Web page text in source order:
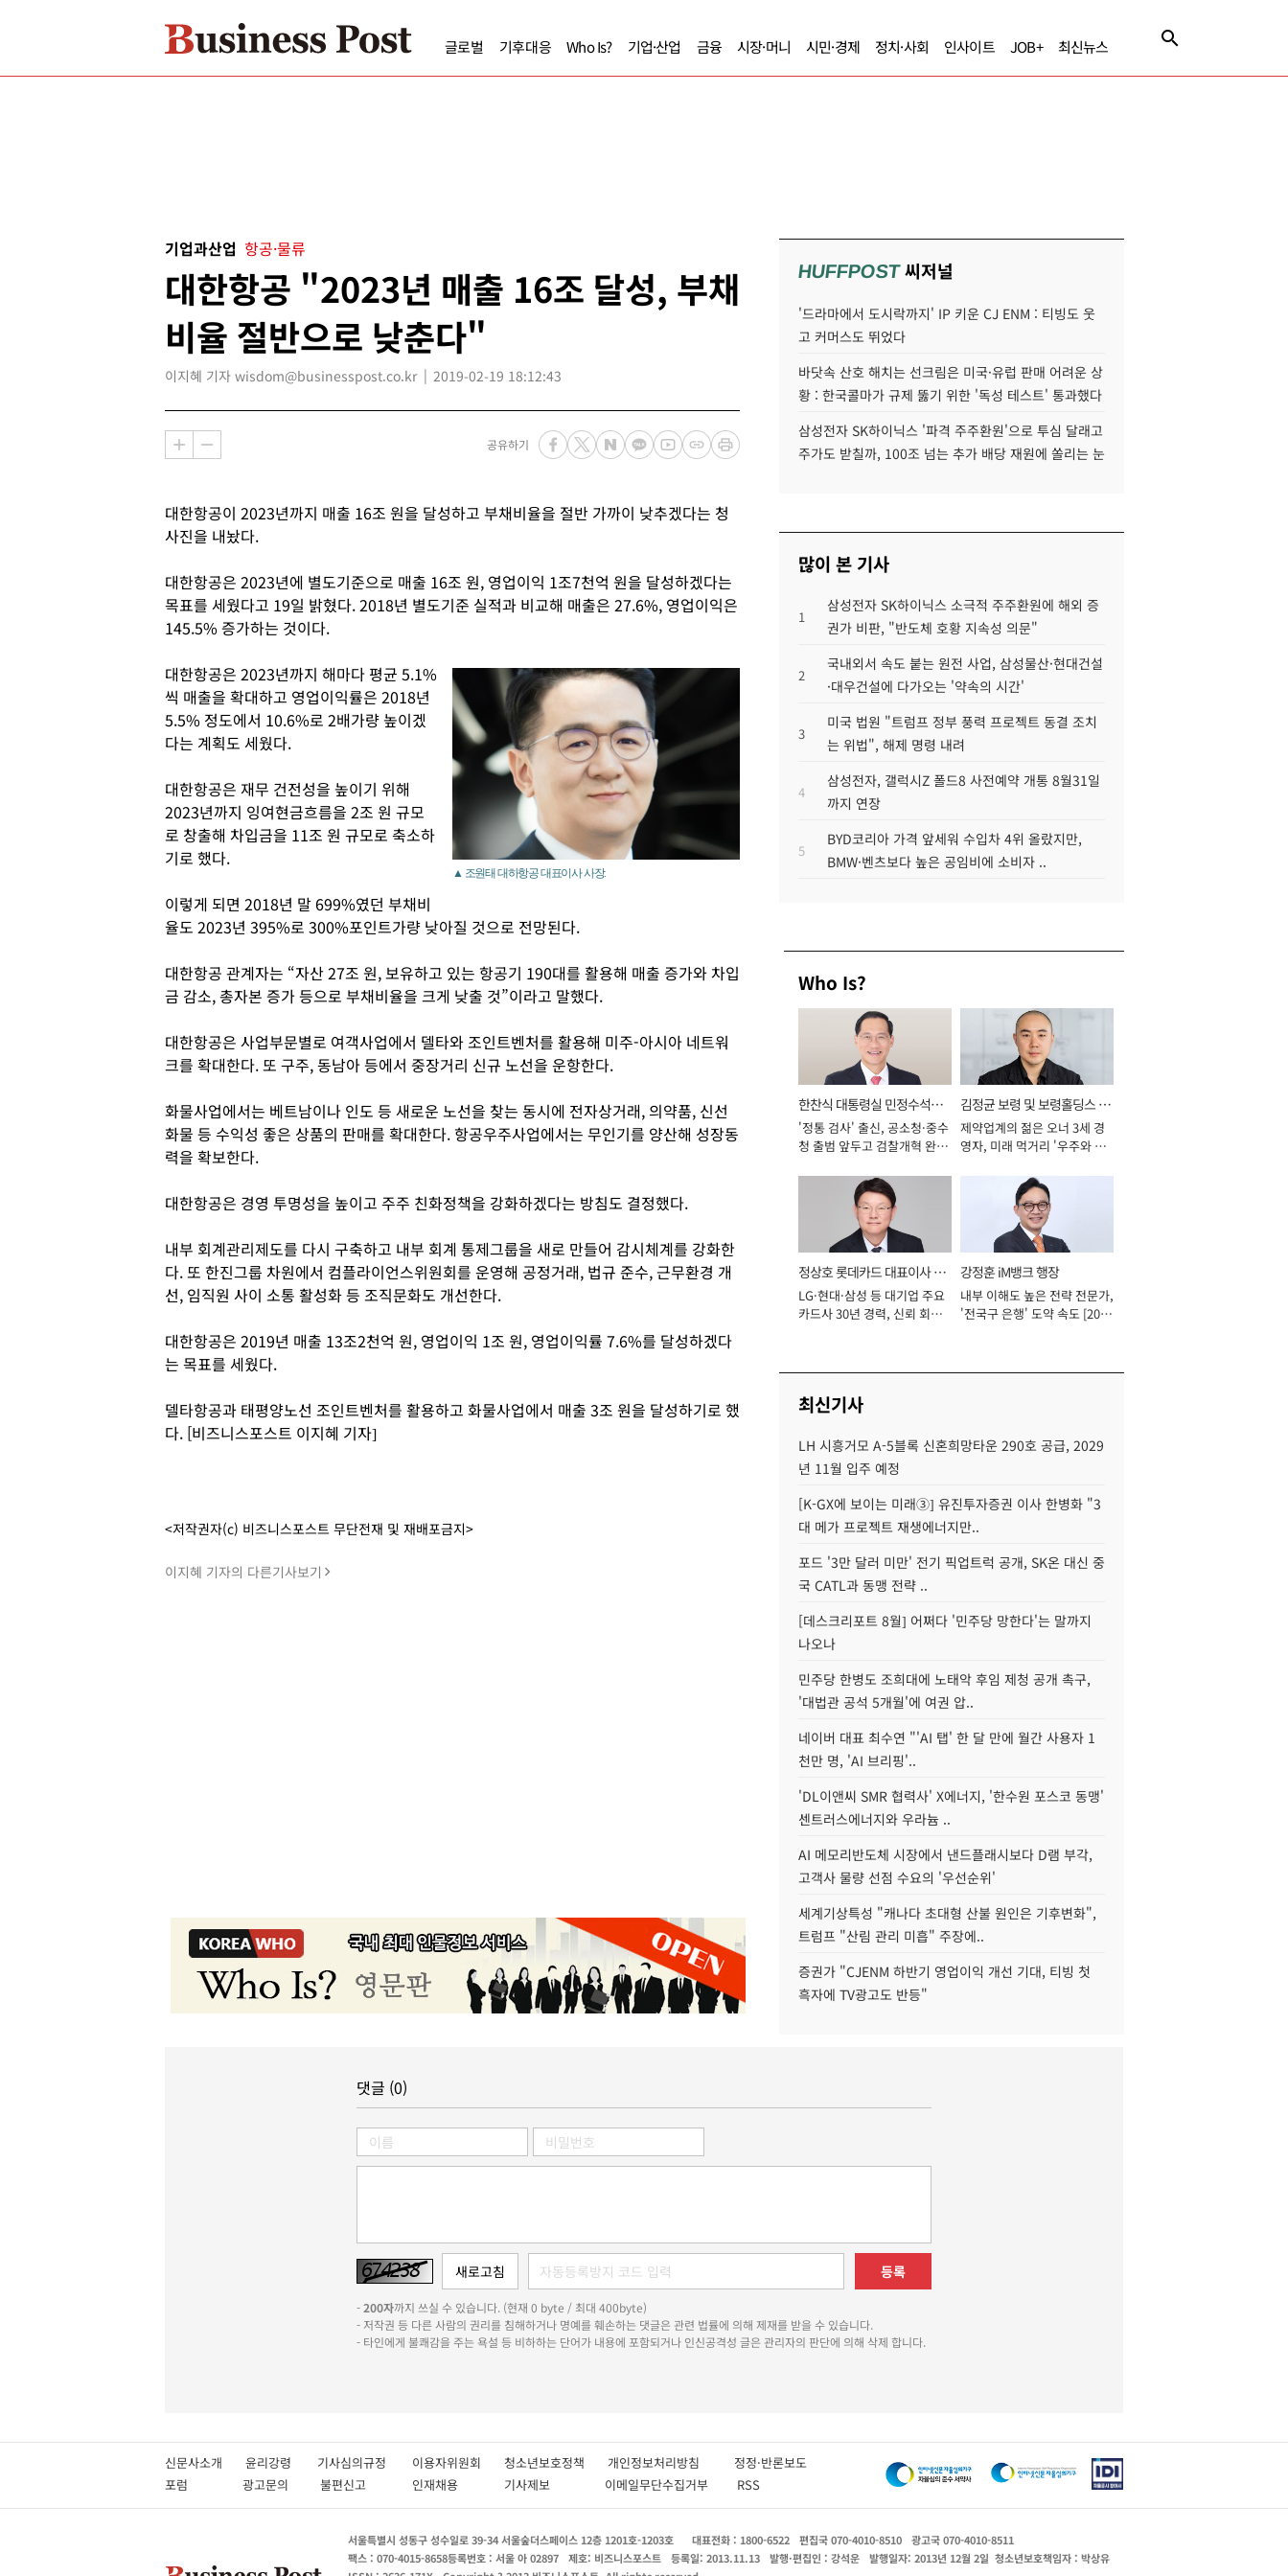
글로벌 기후대응 Who Is? 기업·산업 금융 시장·머니 시민·경제 정치·사회 인사이트 JOB+ 최신뉴스
기업과산업 항공·물류
대한항공 "2023년 매출 16조 달성, 부채
비율 절반으로 낮춘다"
이지혜 기자 wisdom@businesspost.co.kr 2019-02-19 18:12:43
공유하기
대한항공이 2023년까지 매출 16조 원을 달성하고 부채비율을 절반 가까이 낮추겠다는 청
사진을 내놨다.
대한항공은 2023년에 별도기준으로 매출 16조 원, 영업이익 1조7천억 원을 달성하겠다는
목표를 세웠다고 19일 밝혔다. 2018년 별도기준 실적과 비교해 매출은 27.6%, 영업이익은
145.5% 증가하는 것이다.
▲ 조원태 대하항공 대표이사 사장.
대한항공은 2023년까지 해마다 평균 5.1%
씩 매출을 확대하고 영업이익률은 2018년
5.5% 정도에서 10.6%로 2배가량 높이겠
다는 계획도 세웠다.
대한항공은 재무 건전성을 높이기 위해
2023년까지 잉여현금흐름을 2조 원 규모
로 창출해 차입금을 11조 원 규모로 축소하
기로 했다.
이렇게 되면 2018년 말 699%였던 부채비
율도 2023년 395%로 300%포인트가량 낮아질 것으로 전망된다.
대한항공 관계자는 “자산 27조 원, 보유하고 있는 항공기 190대를 활용해 매출 증가와 차입
금 감소, 총자본 증가 등으로 부채비율을 크게 낮출 것”이라고 말했다.
대한항공은 사업부문별로 여객사업에서 델타와 조인트벤처를 활용해 미주-아시아 네트워
크를 확대한다. 또 구주, 동남아 등에서 중장거리 신규 노선을 운항한다.
화물사업에서는 베트남이나 인도 등 새로운 노선을 찾는 동시에 전자상거래, 의약품, 신선
화물 등 수익성 좋은 상품의 판매를 확대한다. 항공우주사업에서는 무인기를 양산해 성장동
력을 확보한다.
대한항공은 경영 투명성을 높이고 주주 친화정책을 강화하겠다는 방침도 결정했다.
내부 회계관리제도를 다시 구축하고 내부 회계 통제그룹을 새로 만들어 감시체계를 강화한
다. 또 한진그룹 차원에서 컴플라이언스위원회를 운영해 공정거래, 법규 준수, 근무환경 개
선, 임직원 사이 소통 활성화 등 조직문화도 개선한다.
대한항공은 2019년 매출 13조2천억 원, 영업이익 1조 원, 영업이익률 7.6%를 달성하겠다
는 목표를 세웠다.
델타항공과 태평양노선 조인트벤처를 활용하고 화물사업에서 매출 3조 원을 달성하기로 했
다. [비즈니스포스트 이지혜 기자]
<저작권자(c) 비즈니스포스트 무단전재 및 재배포금지>
이지혜 기자의 다른기사보기
HUFFPOST씨저널
'드라마에서 도시락까지' IP 키운 CJ ENM : 티빙도 웃
고 커머스도 뛰었다
바닷속 산호 해치는 선크림은 미국·유럽 판매 어려운 상
황 : 한국콜마가 규제 뚫기 위한 '독성 테스트' 통과했다
삼성전자 SK하이닉스 '파격 주주환원'으로 투심 달래고
주가도 받칠까, 100조 넘는 추가 배당 재원에 쏠리는 눈
많이 본 기사
1
삼성전자 SK하이닉스 소극적 주주환원에 해외 증
권가 비판, "반도체 호황 지속성 의문"
2
국내외서 속도 붙는 원전 사업, 삼성물산·현대건설
·대우건설에 다가오는 '약속의 시간'
3
미국 법원 "트럼프 정부 풍력 프로젝트 동결 조치
는 위법", 해제 명령 내려
4
삼성전자, 갤럭시Z 폴드8 사전예약 개통 8월31일
까지 연장
5
BYD코리아 가격 앞세워 수입차 4위 올랐지만,
BMW·벤츠보다 높은 공임비에 소비자 ..
Who Is?
한찬식 대통령실 민정수석비
서관
'정통 검사' 출신, 공소청·중수
청 출범 앞두고 검찰개혁 완수
김정균 보령 및 보령홀딩스 대
표이사 사장
제약업계의 젊은 오너 3세 경
영자, 미래 먹거리 '우주와 헬
정상호 롯데카드 대표이사 사
장
LG·현대·삼성 등 대기업 주요
카드사 30년 경력, 신뢰 회복
강정훈 iM뱅크 행장
내부 이해도 높은 전략 전문가,
'전국구 은행' 도약 속도 [2026
최신기사
LH 시흥거모 A-5블록 신혼희망타운 290호 공급, 2029
년 11월 입주 예정
[K-GX에 보이는 미래③] 유진투자증권 이사 한병화 "3
대 메가 프로젝트 재생에너지만..
포드 '3만 달러 미만' 전기 픽업트럭 공개, SK온 대신 중
국 CATL과 동맹 전략 ..
[데스크리포트 8월] 어쩌다 '민주당 망한다'는 말까지
나오나
민주당 한병도 조희대에 노태악 후임 제청 공개 촉구,
'대법관 공석 5개월'에 여권 압..
네이버 대표 최수연 "'AI 탭' 한 달 만에 월간 사용자 1
천만 명, 'AI 브리핑'..
'DL이앤씨 SMR 협력사' X에너지, '한수원 포스코 동맹'
센트러스에너지와 우라늄 ..
AI 메모리반도체 시장에서 낸드플래시보다 D램 부각,
고객사 물량 선점 수요의 '우선순위'
세계기상특성 "캐나다 초대형 산불 원인은 기후변화",
트럼프 "산림 관리 미흡" 주장에..
증권가 "CJENM 하반기 영업이익 개선 기대, 티빙 첫
흑자에 TV광고도 반등"
댓글 (0)
등록
-200자까지 쓰실 수 있습니다. (현재 0 byte / 최대 400byte)
- 저작권 등 다른 사람의 권리를 침해하거나 명예를 훼손하는 댓글은 관련 법률에 의해 제재를 받을 수 있습니다.
- 타인에게 불쾌감을 주는 욕설 등 비하하는 단어가 내용에 포함되거나 인신공격성 글은 관리자의 판단에 의해 삭제 합니다.
신문사소개 윤리강령 기사심의규정 이용자위원회 청소년보호정책 개인정보처리방침 정정·반론보도
포럼
광고문의 불편신고 인재채용 기사제보 이메일무단수집거부 RSS
서울특별시 성동구 성수일로 39-34 서울숲더스페이스 12층 1201호-1203호 대표전화 : 1800-6522 편집국 070-4010-8510
광고국 070-4010-8511
팩스 : 070-4015-8658등록번호 : 서울 아 02897 제호: 비즈니스포스트 등록일: 2013.11.13 발행·편집인 : 강석운 발행일자: 2013년 12월 2일 청소년보호책임자 : 박상유